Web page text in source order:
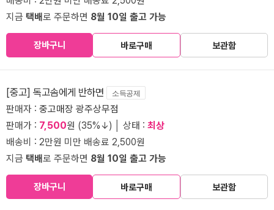
지금 택배로 주문하면 8월 10일 출고 가능
장바구니 바로구매 보관함
[중고] 독고솜에게 반하면 소득공제
판매자 : 중고매장 광주상무점
판매가 : 7,500원 (35%↓) │ 상태 : 최상
배송비 : 2만원 미만 배송료 2,500원
지금 택배로 주문하면 8월 10일 출고 가능
장바구니 바로구매 보관함